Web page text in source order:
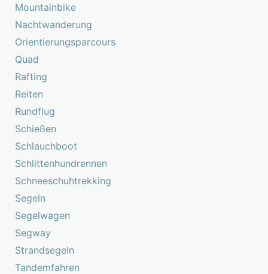
Mountainbike
Nachtwanderung
Orientierungsparcours
Quad
Rafting
Reiten
Rundflug
Schießen
Schlauchboot
Schlittenhundrennen
Schneeschuhtrekking
Segeln
Segelwagen
Segway
Strandsegeln
Tandemfahren